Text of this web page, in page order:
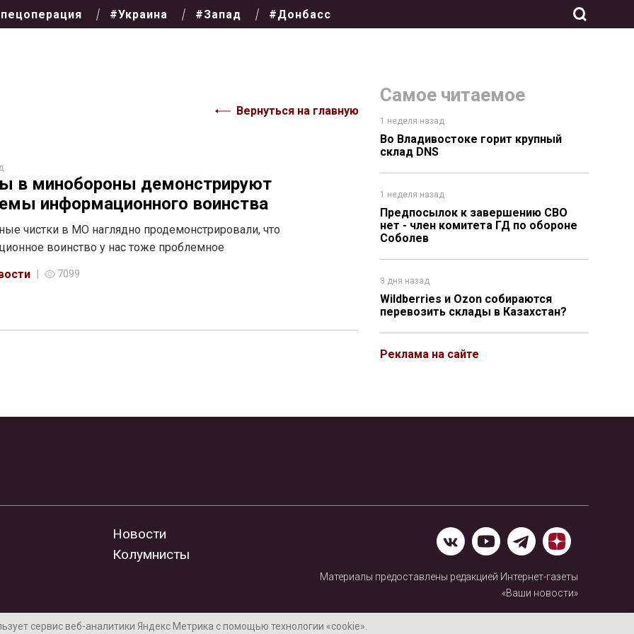
#Украина #Запад #Донбасс
Вернуться на главную
в минобороны демонстрируют
информационного воинства
чистки в МО наглядно продемонстрировали, что
воинство у нас тоже проблемное
7099
Самое читаемое
1 неделя назад
Во Владивостоке горит крупный
склад DNS
1 неделя назад
Предпосылок к завершению СВО
нет - член комитета ГД по обороне
Соболев
3 дня назад
Wildberries и Ozon собираются
перевозить склады в Казахстан?
Реклама на сайте
Новости
Колумнисты
Материалы предоставлены редакцией Интернет-газеты
«Ваши новости»
Нашли ошибку? Выделите ее и нажмите Ctrl+Enter
сервис веб-аналитики Яндекс Метрика с помощью технологии «cookie».